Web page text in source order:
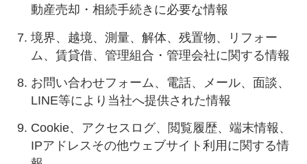
動産売却・相続手続きに必要な情報
境界、越境、測量、解体、残置物、リフォー
ム、賃貸借、管理組合・管理会社に関する情報
お問い合わせフォーム、電話、メール、面談、
LINE等により当社へ提供された情報
Cookie、アクセスログ、閲覧履歴、端末情報、
IPアドレスその他ウェブサイト利用に関する情